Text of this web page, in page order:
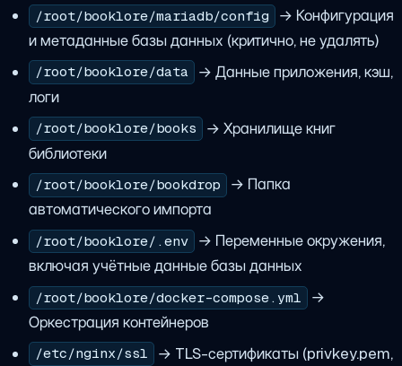
/root/booklore/mariadb/config
→ Конфигурация
и метаданные базы данных (критично, не удалять)
/root/booklore/data
→ Данные приложения, кэш,
логи
/root/booklore/books
→ Хранилище книг
библиотеки
/root/booklore/bookdrop
→ Папка
автоматического импорта
/root/booklore/.env
→ Переменные окружения,
включая учётные данные базы данных
/root/booklore/docker-compose.yml
→
Оркестрация контейнеров
/etc/nginx/ssl
→ TLS-сертификаты (privkey.pem,